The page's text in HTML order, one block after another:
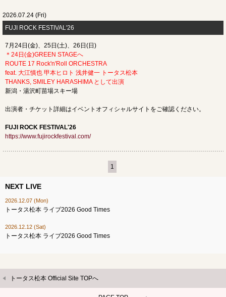
2026.07.24 (Fri)
FUJI ROCK FESTIVAL'26
7月24日(金)、25日(土)、26日(日)
＊24日(金)GREEN STAGEへ
ROUTE 17 Rock'n'Roll ORCHESTRA
feat. 大江慎也 甲本ヒロト 浅井健一 トータス松本
THANKS, SMILEY HARASHIMA として出演
新潟・湯沢町苗場スキー場
出演者・チケット詳細はイベントオフィシャルサイトをご確認ください。
FUJI ROCK FESTIVAL'26
https://www.fujirockfestival.com/
1
NEXT LIVE
2026.12.07 (Mon)
トータス松本 ライブ2026 Good Times
2026.12.12 (Sat)
トータス松本 ライブ2026 Good Times
トータス松本 Official Site TOPへ